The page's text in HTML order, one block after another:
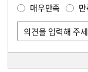
매우만족